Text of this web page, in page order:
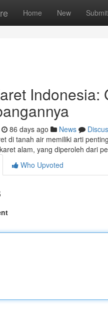
Home New Submit
Indonesia:
86 days ago News
di tanah air memiliki arti
alam, yang diperoleh dari
Who Upvoted